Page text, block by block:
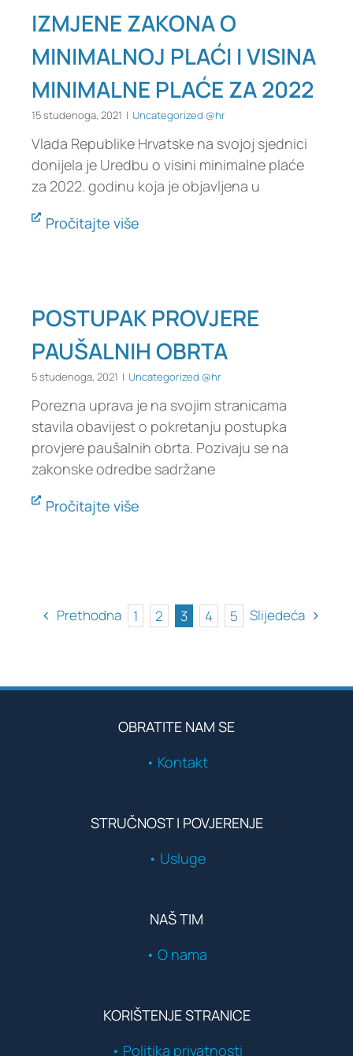
IZMJENE ZAKONA O
MINIMALNOJ PLAĆI I VISINA
MINIMALNE PLAĆE ZA 2022
15 studenoga, 2021 | Uncategorized @hr
Vlada Republike Hrvatske na svojoj sjednici
donijela je Uredbu o visini minimalne plaće
za 2022. godinu koja je objavljena u
Pročitajte više
POSTUPAK PROVJERE
PAUŠALNIH OBRTA
5 studenoga, 2021 | Uncategorized @hr
Porezna uprava je na svojim stranicama
stavila obavijest o pokretanju postupka
provjere paušalnih obrta. Pozivaju se na
zakonske odredbe sadržane
Pročitajte više
Prethodna 1 2 3 4 5 Slijedeća
OBRATITE NAM SE
• Kontakt
STRUČNOST I POVJERENJE
• Usluge
NAŠ TIM
• O nama
KORIŠTENJE STRANICE
• Politika privatnosti